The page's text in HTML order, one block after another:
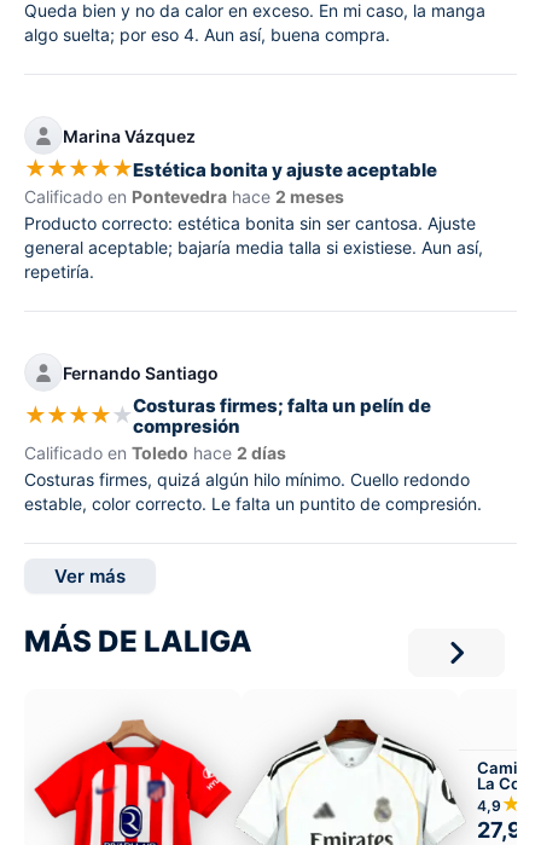
Queda bien y no da calor en exceso. En mi caso, la manga
algo suelta; por eso 4. Aun así, buena compra.
Marina Vázquez
★★★★★Estética bonita y ajuste aceptable
Calificado en Pontevedra hace 2 meses
Producto correcto: estética bonita sin ser cantosa. Ajuste
general aceptable; bajaría media talla si existiese. Aun así,
repetiría.
Fernando Santiago
★★★★★Costuras firmes; falta un pelín de
compresión
Calificado en Toledo hace 2 días
Costuras firmes, quizá algún hilo mínimo. Cuello redondo
estable, color correcto. Le falta un puntito de compresión.
Ver más
MÁS DE LALIGA
La
Local
4,9
27,99